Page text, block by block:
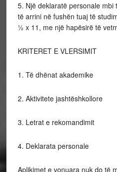
5. Një deklaratë personale
të arrini në fushën tuaj të
½ x 11, me një hapësirë ​​të
KRITERET E VLERSIMIT
1. Të dhënat akademike
2. Aktivitete jashtëshkollore
3. Letrat e rekomandimit
4. Deklarata personale
Aplikimet e vonuara nuk do të